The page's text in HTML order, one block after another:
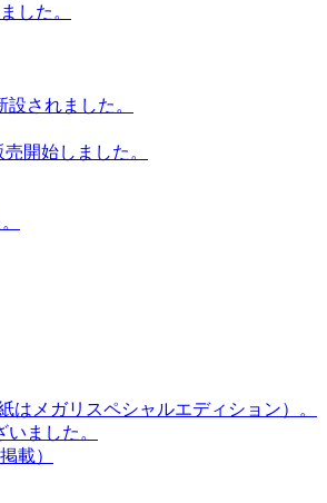
した。
されました。
開始しました。
はメガリスペシャルエディション）。
ました。
載）